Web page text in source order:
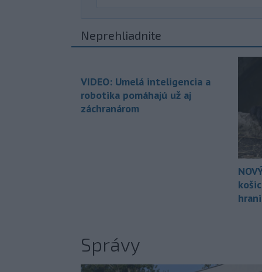
Neprehliadnite
VIDEO: Umelá inteligencia a
robotika pomáhajú už aj
záchranárom
Správy